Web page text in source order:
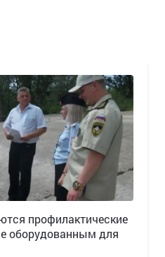
профилактические
оборудованным для